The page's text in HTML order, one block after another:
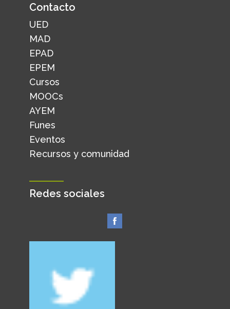
Contacto
UED
MAD
EPAD
EPEM
Cursos
MOOCs
AYEM
Funes
Eventos
Recursos y comunidad
Redes sociales